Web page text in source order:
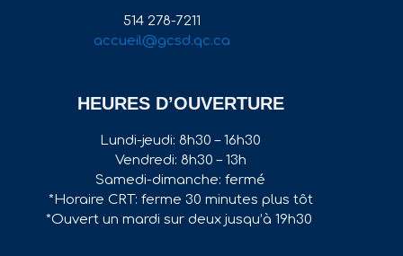
514 278-7211
accueil@gcsd.qc.ca
HEURES D’OUVERTURE
Lundi-jeudi: 8h30 – 16h30
Vendredi: 8h30 – 13h
Samedi-dimanche: fermé
*Horaire CRT: ferme 30 minutes plus tôt
*Ouvert un mardi sur deux jusqu’à 19h30